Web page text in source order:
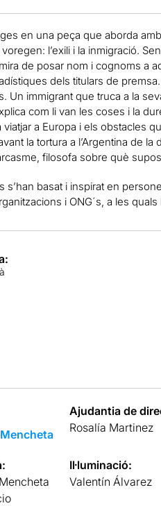
en una peça que aborda
l’exili i la inmigració.
de posar nom i cognoms a
dels titulars de
Un immigrant que truca a la
com li van les coses i la
a Europa i els obstacles
la tortura a l’Argentina de
filosofa sobre què
s’han basat i inspirat en
i ONG´s, a les
Ajudantia de
Rosalía Martinez
Il·luminació:
Valentín Álvarez